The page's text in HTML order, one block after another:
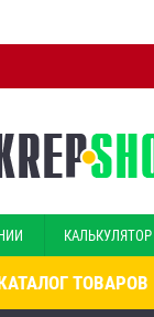
КАЛЬКУЛЯТОР
ТОВАРОВ